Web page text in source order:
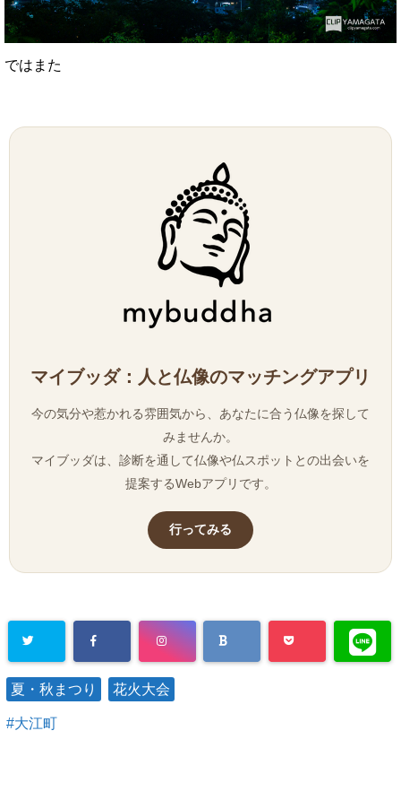
ではまた
マイブッダ：人と仏像のマッチングアプリ
今の気分や惹かれる雰囲気から、あなたに合う仏像を探して
みませんか。
マイブッダは、診断を通して仏像や仏スポットとの出会いを
提案するWebアプリです。
行ってみる
夏・秋まつり 花火大会
大江町